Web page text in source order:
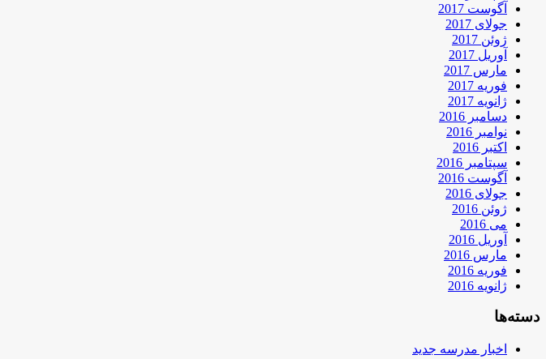
آگوست 2017
جولای 2017
ژوئن 2017
آوریل 2017
مارس 2017
فوریه 2017
ژانویه 2017
دسامبر 2016
نوامبر 2016
اکتبر 2016
سپتامبر 2016
آگوست 2016
جولای 2016
ژوئن 2016
می 2016
آوریل 2016
مارس 2016
فوریه 2016
ژانویه 2016
دسته‌ها
اخبار مدرسه جدید